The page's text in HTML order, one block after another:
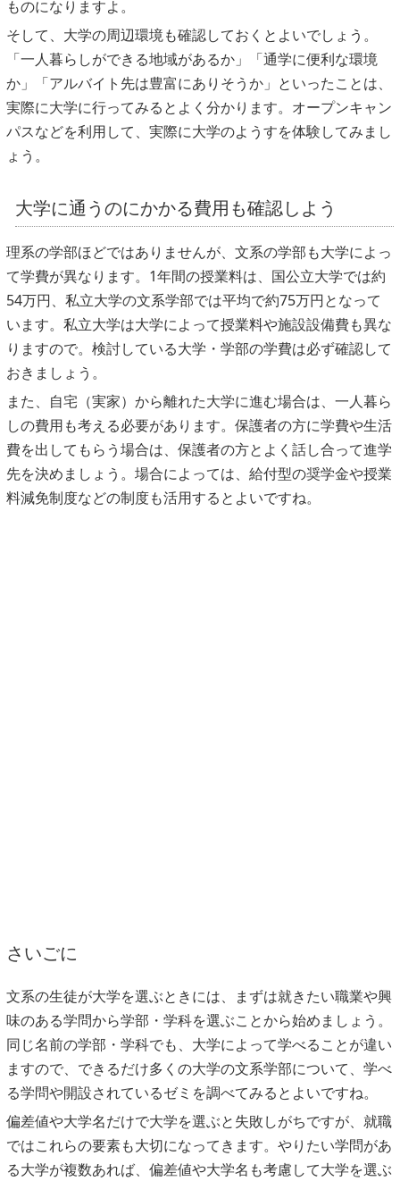
ものになりますよ。
そして、大学の周辺環境も確認しておくとよいでしょう。
「一人暮らしができる地域があるか」「通学に便利な環境
か」「アルバイト先は豊富にありそうか」といったことは、
実際に大学に行ってみるとよく分かります。オープンキャン
パスなどを利用して、実際に大学のようすを体験してみまし
ょう。
大学に通うのにかかる費用も確認しよう
理系の学部ほどではありませんが、文系の学部も大学によっ
て学費が異なります。1年間の授業料は、国公立大学では約
54万円、私立大学の文系学部では平均で約75万円となって
います。私立大学は大学によって授業料や施設設備費も異な
りますので。検討している大学・学部の学費は必ず確認して
おきましょう。
また、自宅（実家）から離れた大学に進む場合は、一人暮ら
しの費用も考える必要があります。保護者の方に学費や生活
費を出してもらう場合は、保護者の方とよく話し合って進学
先を決めましょう。場合によっては、給付型の奨学金や授業
料減免制度などの制度も活用するとよいですね。
さいごに
文系の生徒が大学を選ぶときには、まずは就きたい職業や興
味のある学問から学部・学科を選ぶことから始めましょう。
同じ名前の学部・学科でも、大学によって学べることが違い
ますので、できるだけ多くの大学の文系学部について、学べ
る学問や開設されているゼミを調べてみるとよいですね。
偏差値や大学名だけで大学を選ぶと失敗しがちですが、就職
ではこれらの要素も大切になってきます。やりたい学問があ
る大学が複数あれば、偏差値や大学名も考慮して大学を選ぶ